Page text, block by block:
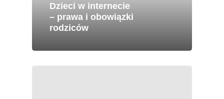
Dzieci w internecie
– prawa i obowiązki
rodziców